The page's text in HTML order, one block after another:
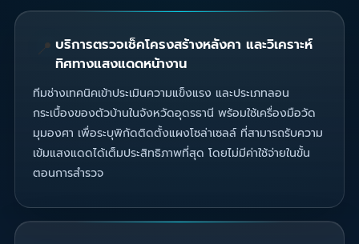
📍 บริการตรวจเช็คโครงสร้างหลังคา และวิเคราะห์
ทิศทางแสงแดดหน้างาน
ทีมช่างเทคนิคเข้าประเมินความแข็งแรง และประเภทลอน
กระเบื้องของตัวบ้านในจังหวัดอุดรธานี พร้อมใช้เครื่องมือวัด
มุมองศา เพื่อระบุพิกัดติดตั้งแผงโซล่าเซลล์ ที่สามารถรับความ
เข้มแสงแดดได้เต็มประสิทธิภาพที่สุด โดยไม่มีค่าใช้จ่ายในขั้น
ตอนการสำรวจ